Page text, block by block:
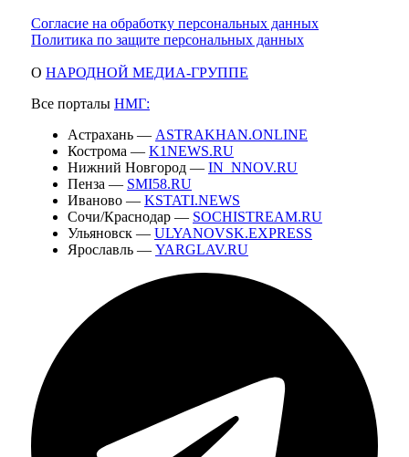
Согласие на обработку персональных данных
Политика по защите персональных данных
О НАРОДНОЙ МЕДИА-ГРУППЕ
Все порталы НМГ:
Астрахань — ASTRAKHAN.ONLINE
Кострома — K1NEWS.RU
Нижний Новгород — IN_NNOV.RU
Пенза — SMI58.RU
Иваново — KSTATI.NEWS
Сочи/Краснодар — SOCHISTREAM.RU
Ульяновск — ULYANOVSK.EXPRESS
Ярославль — YARGLAV.RU